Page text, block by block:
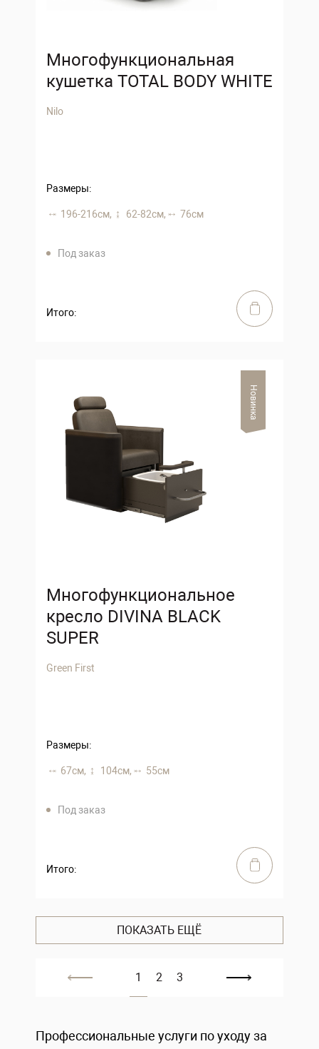
Многофункциональная
кушетка TOTAL BODY WHITE
Nilo
Размеры:
196-216 см, 62-82 см, 76 см
Под заказ
Итого:
Новинка
Многофункциональное
кресло DIVINA BLACK
SUPER
Green First
Размеры:
67 см, 104 см, 55 см
Под заказ
Итого:
ПОКАЗАТЬ ЕЩЁ
1 2 3
Профессиональные услуги по уходу за